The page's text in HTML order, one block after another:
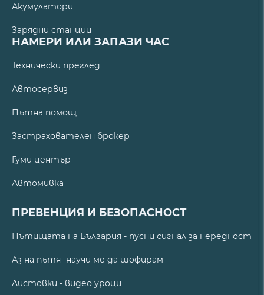
Акумулатори
Зарядни станции
НАМЕРИ ИЛИ ЗАПАЗИ ЧАС
Технически преглед
Автосервиз
Пътна помощ
Застрахователен брокер
Гуми център
Автомивка
ПРЕВЕНЦИЯ И БЕЗОПАСНОСТ
Пътищата на България - пусни сигнал за нередност
Аз на пътя- научи ме да шофирам
Листовки - видео уроци